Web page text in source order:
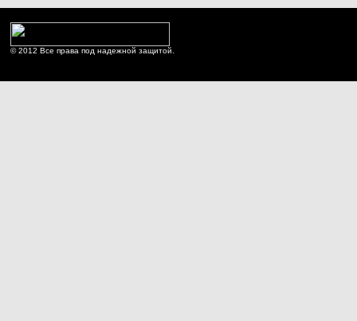
© 2012 Все права под надежной защитой.